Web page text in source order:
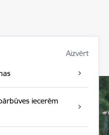
Aizvērt
iecerēm